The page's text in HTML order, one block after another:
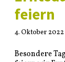
feiern
4. Oktober 2022
Besondere